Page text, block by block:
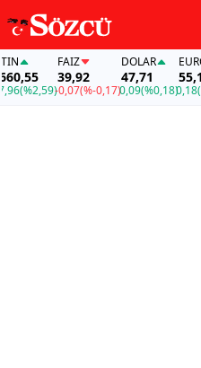
(%2,59)
FAİZ
39,92
-0,07(%-0,17)
DOLAR
47,71
0,09(%0,18)
EURO
55,19
0,18